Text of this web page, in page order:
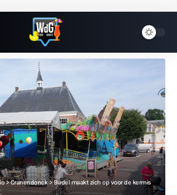
>Cranendonck>Budel maakt zich op voor de kermis